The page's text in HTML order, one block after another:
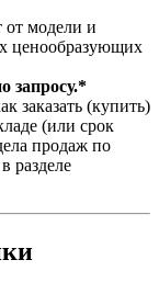
от модели и
ценообразующих
запросу.*
заказать (купить)
(или срок
продаж по
разделе